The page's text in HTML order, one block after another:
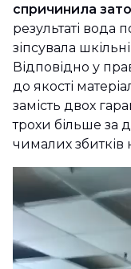
спричинила
результаті вода
зіпсувала
Відповідно у
до якості
замість двох
трохи більше за
чималих збитків